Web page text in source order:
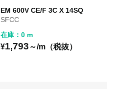
EM 600V CE/F 3C X 14SQ
SFCC
在庫：0 m
¥1,793 ～/m（税抜）